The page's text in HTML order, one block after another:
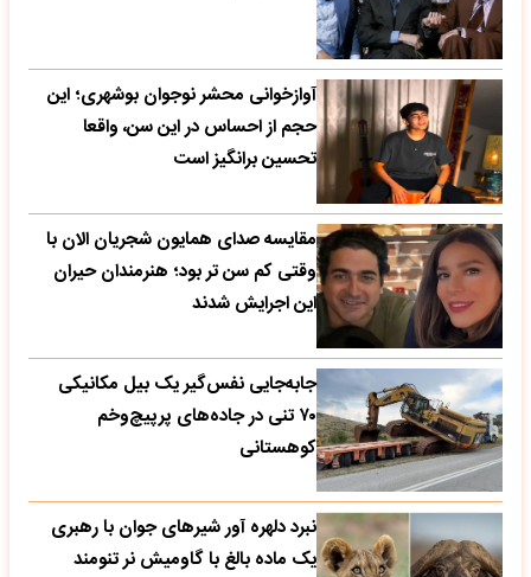
آوازخوانی محشر نوجوان بوشهری؛ این
حجم از احساس در این سن، واقعا
تحسین‌ برانگیز است
مقایسه صدای همایون شجریان الان با
وقتی کم سن تر بود؛ هنرمندان حیران
این اجرایش شدند
جابه‌جایی نفس‌گیر یک بیل مکانیکی
۷۰ تنی در جاده‌های پرپیچ‌وخم
کوهستانی
نبرد دلهره آور شیرهای جوان با رهبری
یک ماده بالغ با گاومیش نر تنومند